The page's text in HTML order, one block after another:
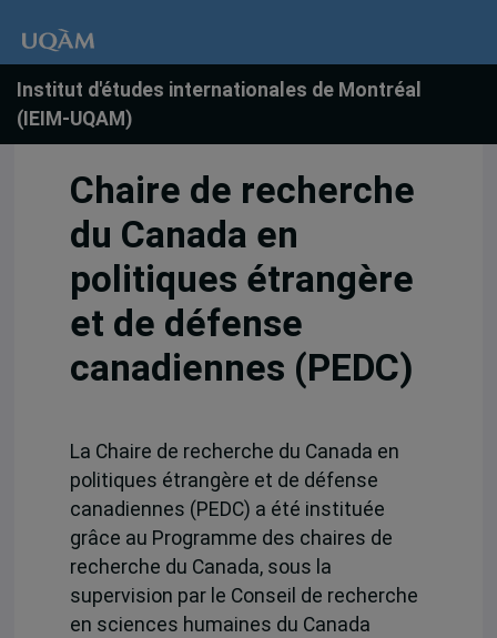
Institut d'études internationales de Montréal
(IEIM-UQAM)
Chaire de recherche
du Canada en
politiques étrangère
et de défense
canadiennes (PEDC)
La Chaire de recherche du Canada en
politiques étrangère et de défense
canadiennes (PEDC) a été instituée
grâce au Programme des chaires de
recherche du Canada, sous la
supervision par le Conseil de recherche
en sciences humaines du Canada